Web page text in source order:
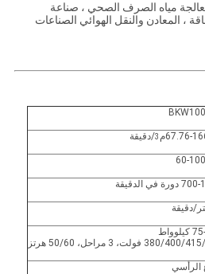
مياه الصرف الصحي ، صناعة
، المعادن والنقل الهوائي الصناعات
166.90م 3/دقيقة
60-
في الدقيقة
440 فولت، 3 مراحل، 50/60 هرتز
الرأسي